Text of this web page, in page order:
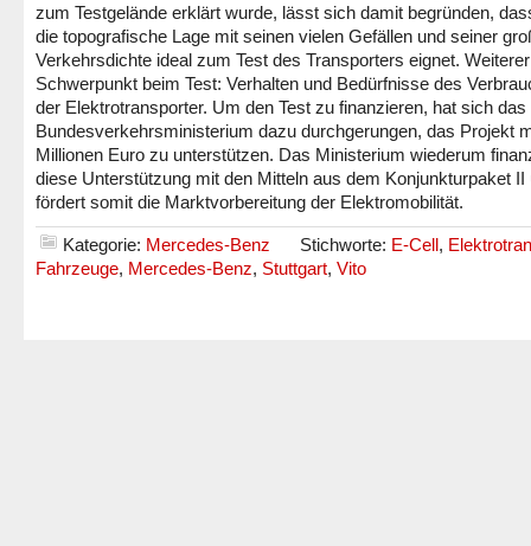
zum Testgelände erklärt wurde, lässt sich damit begründen,
die topografische Lage mit seinen vielen Gefällen und seiner
Verkehrsdichte ideal zum Test des Transporters eignet. Weiterer
Schwerpunkt beim Test: Verhalten und Bedürfnisse des
der Elektrotransporter. Um den Test zu finanzieren, hat sich das
Bundesverkehrsministerium dazu durchgerungen, das Projekt
Millionen Euro zu unterstützen. Das Ministerium wiederum
diese Unterstützung mit den Mitteln aus dem Konjunkturpaket II
fördert somit die Marktvorbereitung der Elektromobilität.
Kategorie: Mercedes-Benz Stichworte: E-Cell,
Fahrzeuge, Mercedes-Benz, Stuttgart, Vito